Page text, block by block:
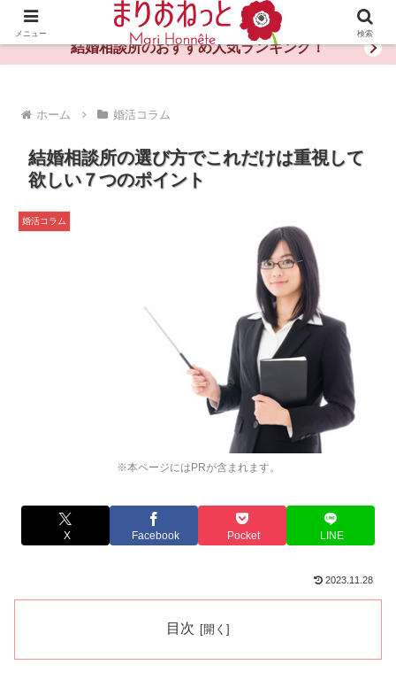
婚活や出会いの体験談・評判・秘訣がわかる情報サイト
結婚相談所のおすすめ人気ランキング！
ホーム 婚活コラム
結婚相談所の選び方でこれだけは重視して
欲しい７つのポイント
※本ページにはPRが含まれます。
婚活コラム
X Facebook Pocket LINE
2023.11.28
目次
メニュー 検索